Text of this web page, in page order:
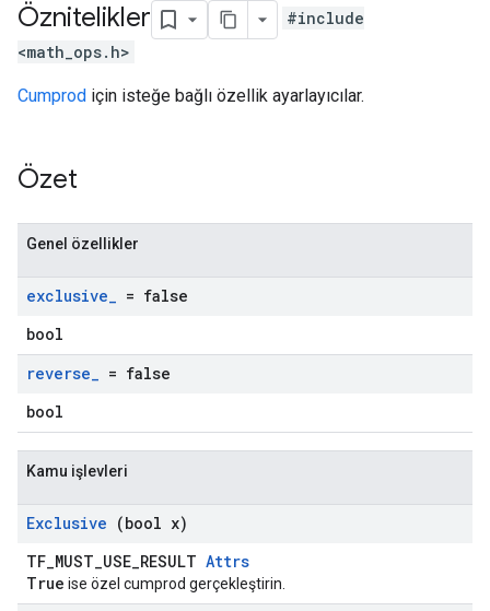
Öznitelikler
#include
<math_ops.h>
Cumprod için isteğe bağlı özellik ayarlayıcılar.
Özet
Genel özellikler
exclusive_ = false
bool
reverse_ = false
bool
Kamu işlevleri
Exclusive (bool x)
TF_MUST_USE_RESULT Attrs
True ise özel cumprod gerçekleştirin.